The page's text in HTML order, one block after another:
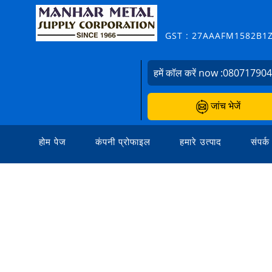
GST :
हमें कॉल करें now :
जांच भेजें
होम पेज कंपनी प्रोफाइल हमारे उत्पाद